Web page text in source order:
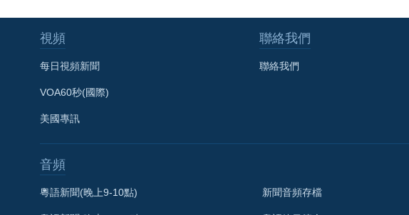
視頻
每日視頻新聞
VOA60秒(國際)
美國專訊
聯絡我們
聯絡我們
音頻
粵語新聞(晚上9-10點) 新聞音頻存檔